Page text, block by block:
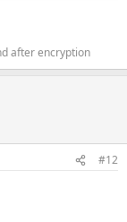
after encryption
#12